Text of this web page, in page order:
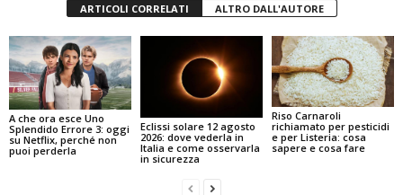
ARTICOLI CORRELATI ALTRO DALL'AUTORE
A che ora esce Uno
Splendido Errore 3: oggi
su Netflix, perché non
puoi perderla
Eclissi solare 12 agosto
2026: dove vederla in
Italia e come osservarla
in sicurezza
Riso Carnaroli
richiamato per pesticidi
e per Listeria: cosa
sapere e cosa fare